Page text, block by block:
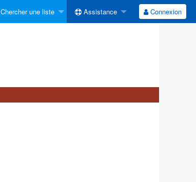
Chercher une liste Assistance Connexion